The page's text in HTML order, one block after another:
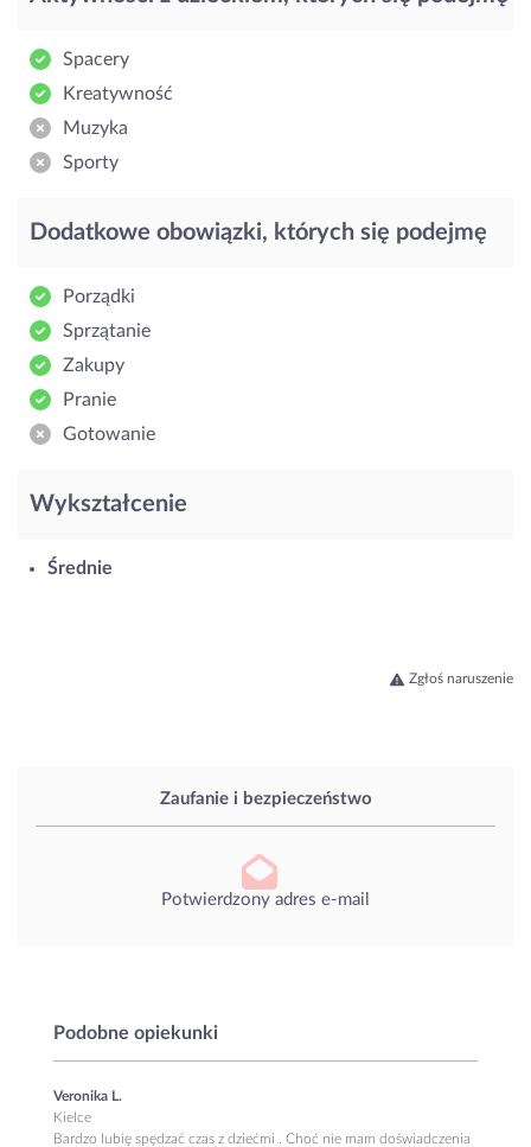
Zaufanie i bezpieczeństwo
Potwierdzony adres e-mail
Podobne opiekunki
Veronika L.
Kielce
Bardzo lubię spędzać czas z dziećmi . Choć nie mam doświadczenia
Spacery
Kreatywność
Muzyka
Sporty
Dodatkowe obowiązki, których się podejmę
Porządki
Sprzątanie
Zakupy
Pranie
Gotowanie
Wykształcenie
Średnie
Zgłoś naruszenie